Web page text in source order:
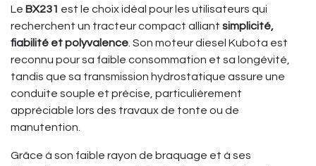
Le BX231 est le choix idéal pour les utilisateurs qui
recherchent un tracteur compact alliant simplicité,
fiabilité et polyvalence . Son moteur diesel Kubota est
reconnu pour sa faible consommation et sa longévité,
tandis que sa transmission hydrostatique assure une
conduite souple et précise, particulièrement
appréciable lors des travaux de tonte ou de
manutention.
Grâce à son faible rayon de braquage et à ses